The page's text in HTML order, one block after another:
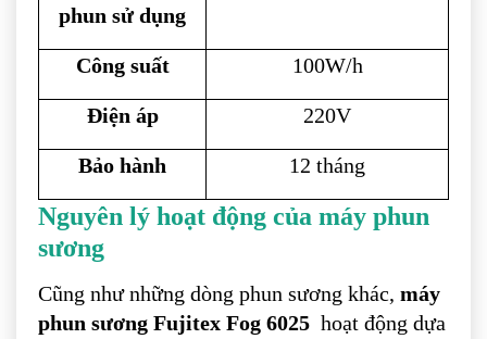
phun sử dụng
Công suất 100W/h
Điện áp 220V
Bảo hành 12 tháng
Nguyên lý hoạt động của máy phun
sương
Cũng như những dòng phun sương khác, máy
phun sương Fujitex Fog 6025 hoạt động dựa